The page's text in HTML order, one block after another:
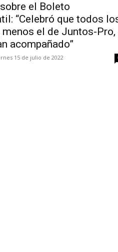
el Boleto
“Celebró que todos
menos el de Juntos-Pro,
acompañado”
15 de julio de 2022